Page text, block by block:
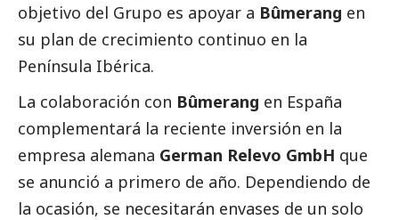
objetivo del Grupo es apoyar a Bûmerang en
su plan de crecimiento continuo en la
Península Ibérica.
La colaboración con Bûmerang en España
complementará la reciente inversión en la
empresa alemana German Relevo GmbH que
se anunció a primero de año. Dependiendo de
la ocasión, se necesitarán envases de un solo